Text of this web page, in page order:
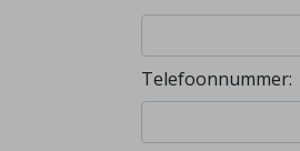
Telefoonnummer: